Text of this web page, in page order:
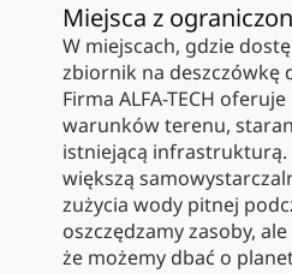
Miejsca z
W miejscach, gdzie
zbiornik na deszczówkę
Firma ALFA-TECH
warunków terenu,
istniejącą infrastrukturą.
większą
zużycia wody pitnej
oszczędzamy zasoby,
że możemy dbać o